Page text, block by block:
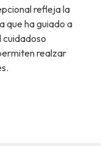
refleja la
que ha guiado a
cuidadoso
realzar